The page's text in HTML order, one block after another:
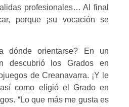
profesionales… Al final
porque ¡su vocación se
dónde orientarse? En un
descubrió los Grados en
de Creanavarra. ¡Y le
como eligió el Grado en
“Lo que más me gusta es